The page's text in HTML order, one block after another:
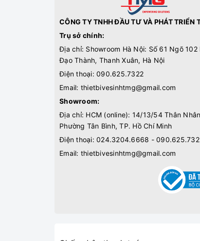
CÔNG TY TNHH ĐẦU TƯ VÀ PHÁT TRIỂN
Trụ sở chính:
Địa chỉ: Showroom Hà Nội: Số 61 Ngõ 102
Đạo Thành, Thanh Xuân, Hà Nội
Điện thoại: 090.625.7322
Email: thietbivesinhtmg@gmail.com
Showroom:
Địa chỉ: HCM (online): 14/13/54 Thân
Phường Tân Bình, TP. Hồ Chí Minh
Điện thoại: 024.3204.6668 -
Email: thietbivesinhtmg@gmail.com